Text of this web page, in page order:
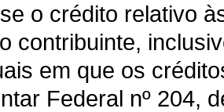
o crédito relativo
contribuinte,
em que os
Federal nº 204,